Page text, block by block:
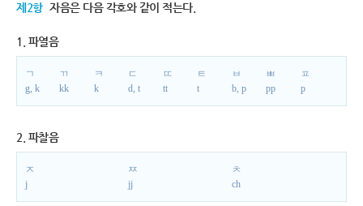
제2항 자음은 다음 각호와 같이 적는다.
1. 파열음
ㄱ
g, k
ㄲ
kk
ㅋ
k
ㄷ
d, t
ㄸ
tt
ㅌ
t
ㅂ
b, p
ㅃ
pp
ㅍ
p
2. 파찰음
ㅈ
j
ㅉ
jj
ㅊ
ch